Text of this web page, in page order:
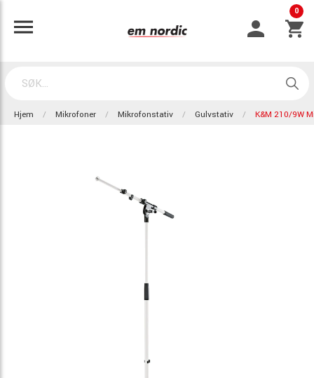
0
Hjem Mikrofoner Mikrofonstativ Gulvstativ K&M 210/9W